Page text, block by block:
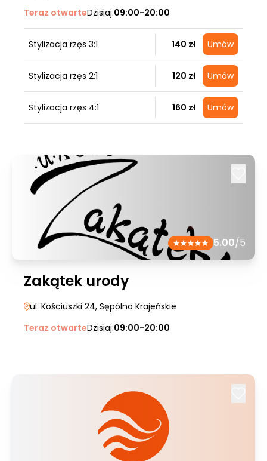
Teraz otwarteDzisiaj:09:00-20:00
Stylizacja rzęs 3:1 140 zł Umów
Stylizacja rzęs 2:1 120 zł Umów
Stylizacja rzęs 4:1 160 zł Umów
5.00/5
Zakątek urody
ul. Kościuszki 24, Sępólno Krajeńskie
Teraz otwarteDzisiaj:09:00-20:00